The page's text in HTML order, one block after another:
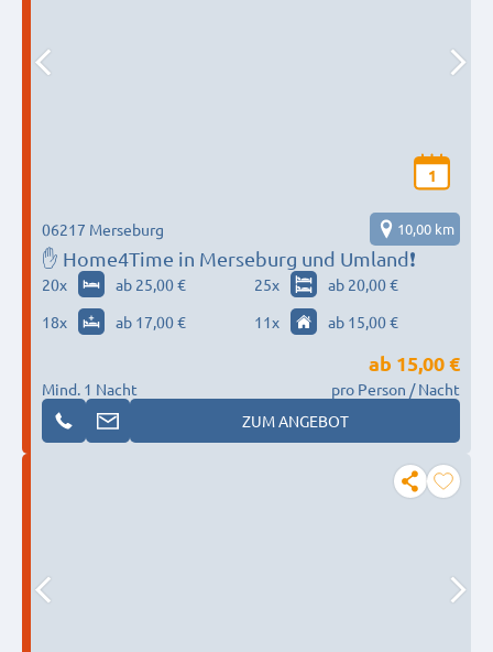
1
✋ Home4Time in Merseburg und Umland❗
06217 Merseburg 10,00 km
20x ab 25,00 € 25x
ab 20,00 €
18x ab 17,00 € 11x ab 15,00 €
Mind. 1 Nacht
ab 15,00 €
pro Person / Nacht
ZUM ANGEBOT